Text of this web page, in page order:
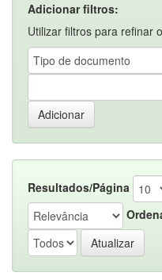
Adicionar filtros:
Utilizar filtros para refinar
Resultados/Página